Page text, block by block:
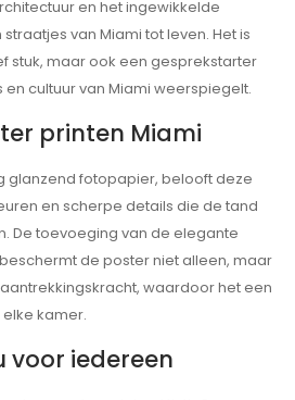
en het ingewikkelde
van Miami tot leven. Het is
stuk, maar ook een gesprekstarter
cultuur van Miami weerspiegelt.
printen Miami
glanzend fotopapier, belooft deze
en scherpe details die de tand
De toevoeging van de elegante
de poster niet alleen, maar
waardoor het een
kamer.
voor iedereen